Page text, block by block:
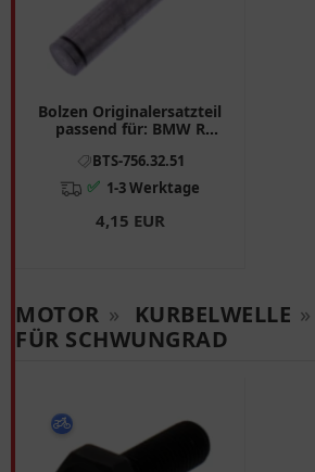
Bolzen Originalersatzteil
passend für: BMW R
BTS-756.32.51
✅ 1-3 Werktage
4,15 EUR
MOTOR » KURBELWELLE »
FÜR SCHWUNGRAD